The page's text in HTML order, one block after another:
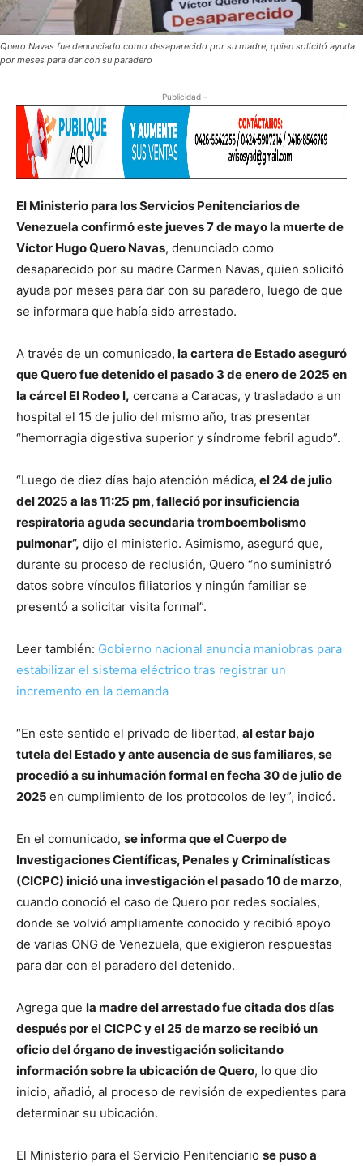
Quero Navas fue denunciado como desaparecido por su madre, quien solicitó ayuda
por meses para dar con su paradero
- Publicidad -
El Ministerio para los Servicios Penitenciarios de
Venezuela confirmó este jueves 7 de mayo la muerte de
Víctor Hugo Quero Navas, denunciado como
desaparecido por su madre Carmen Navas, quien solicitó
ayuda por meses para dar con su paradero, luego de que
se informara que había sido arrestado.
A través de un comunicado, la cartera de Estado aseguró
que Quero fue detenido el pasado 3 de enero de 2025 en
la cárcel El Rodeo I, cercana a Caracas, y trasladado a un
hospital el 15 de julio del mismo año, tras presentar
“hemorragia digestiva superior y síndrome febril agudo”.
“Luego de diez días bajo atención médica, el 24 de julio
del 2025 a las 11:25 pm, falleció por insuficiencia
respiratoria aguda secundaria tromboembolismo
pulmonar”, dijo el ministerio. Asimismo, aseguró que,
durante su proceso de reclusión, Quero “no suministró
datos sobre vínculos filiatorios y ningún familiar se
presentó a solicitar visita formal”.
Leer también: Gobierno nacional anuncia maniobras para
estabilizar el sistema eléctrico tras registrar un
incremento en la demanda
“En este sentido el privado de libertad, al estar bajo
tutela del Estado y ante ausencia de sus familiares, se
procedió a su inhumación formal en fecha 30 de julio de
2025 en cumplimiento de los protocolos de ley”, indicó.
En el comunicado, se informa que el Cuerpo de
Investigaciones Científicas, Penales y Criminalísticas
(CICPC) inició una investigación el pasado 10 de marzo,
cuando conoció el caso de Quero por redes sociales,
donde se volvió ampliamente conocido y recibió apoyo
de varias ONG de Venezuela, que exigieron respuestas
para dar con el paradero del detenido.
Agrega que la madre del arrestado fue citada dos días
después por el CICPC y el 25 de marzo se recibió un
oficio del órgano de investigación solicitando
información sobre la ubicación de Quero, lo que dio
inicio, añadió, al proceso de revisión de expedientes para
determinar su ubicación.
El Ministerio para el Servicio Penitenciario se puso a